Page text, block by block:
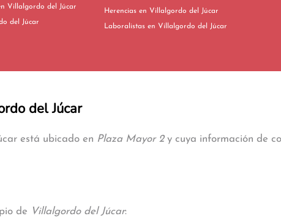
Urbanístico en Villalgordo del Júcar
del Júcar
Herencias en Villalgordo del Júcar
Laboralistas en Villalgordo del Júcar
del Júcar
está ubicado en Plaza Mayor 2y cuya información de
de Villalgordo del Júcar: